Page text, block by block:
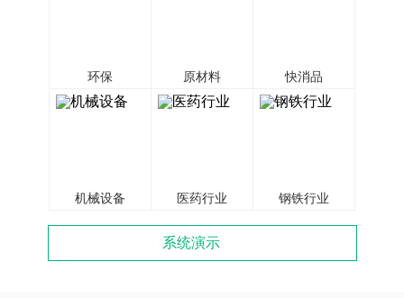
环保 原材料 快消品
机械设备 医药行业 钢铁行业
系统演示